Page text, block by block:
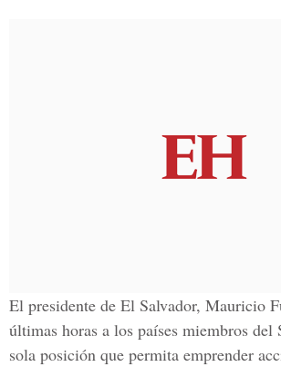
El presidente de El Salvador, Mauricio
últimas horas a los países miembros del
sola posición que permita emprender